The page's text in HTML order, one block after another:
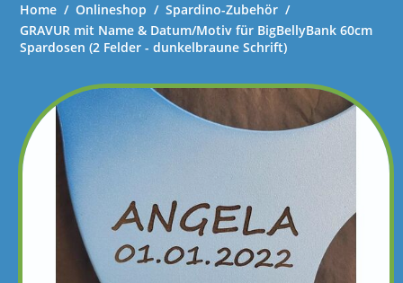
Home / Onlineshop / Spardino-Zubehör /
GRAVUR mit Name & Datum/Motiv für BigBellyBank 60cm
Spardosen (2 Felder - dunkelbraune Schrift)